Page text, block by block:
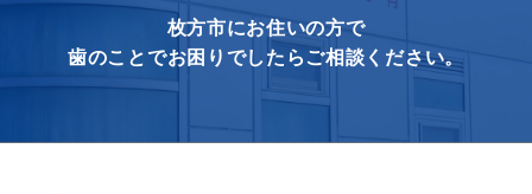
枚方市にお住いの方で
歯のことでお困りでしたらご相談ください。